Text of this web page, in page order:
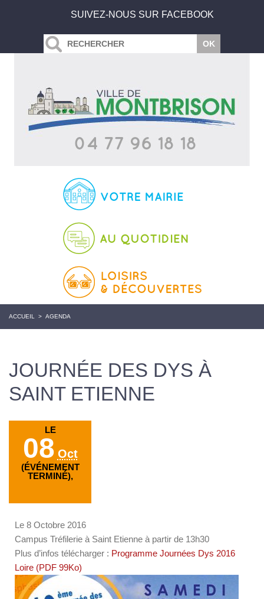
SUIVEZ-NOUS SUR FACEBOOK
ACCUEIL > AGENDA
JOURNÉE DES DYS À
SAINT ETIENNE
LE
08 Oct
(ÉVÉNEMENT
TERMINÉ),
Le 8 Octobre 2016
Campus Tréfilerie à Saint Etienne à partir de 13h30
Plus d’infos télécharger : Programme Journées Dys 2016
Loire (PDF 99Ko)